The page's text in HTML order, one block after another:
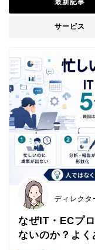
最新記事
サービス
ディレクタ
なぜIT・ECプ
ないのか？よく